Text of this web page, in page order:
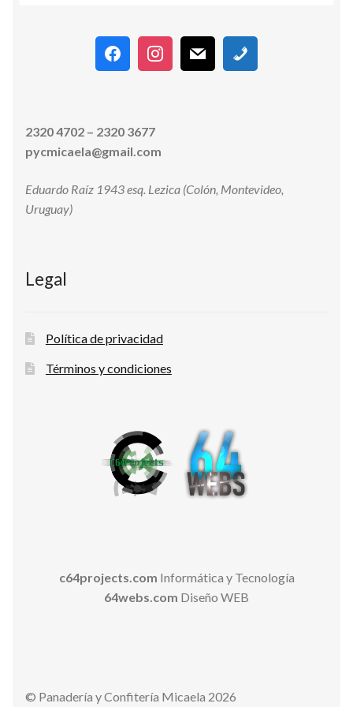
A
p
ar
ti
r
2320 4702 – 2320 3677
pycmicaela@gmail.com
Eduardo Raíz 1943 esq. Lezica (Colón, Montevideo,
Uruguay)
Legal
Política de privacidad
Términos y condiciones
c64projects.com Informática y Tecnología
64webs.com Diseño WEB
© Panadería y Confitería Micaela 2026